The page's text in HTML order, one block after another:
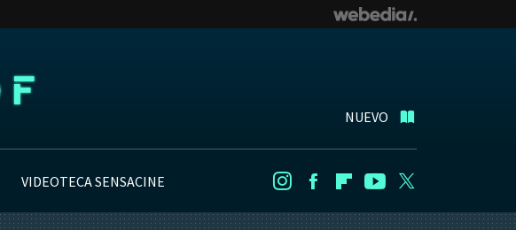
NUEVO
VIDEOTECA SENSACINE InstagramFacebookFlipboard
Youtube